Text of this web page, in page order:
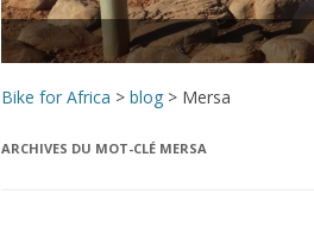
Bike for Africa > blog > Mersa
ARCHIVES DU MOT-CLÉ MERSA